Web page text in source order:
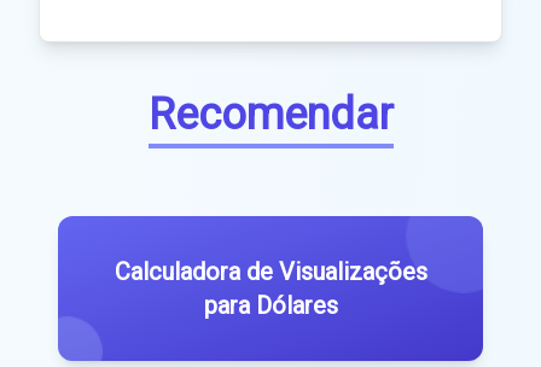
Recomendar
Calculadora de Visualizações
para Dólares